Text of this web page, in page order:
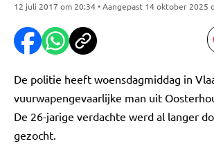
12 juli 2017 om 20:34 • Aangepast 14 oktober 2025
De politie heeft woensdagmiddag in
vuurwapengevaarlijke man uit
De 26-jarige verdachte werd al langer
gezocht.